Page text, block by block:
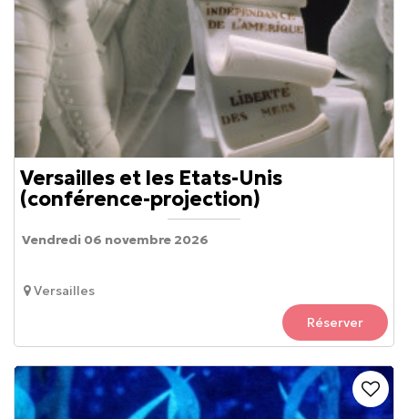
Versailles et les Etats-Unis
(conférence-projection)
Versailles
Vendredi 06 novembre 2026
Réserver